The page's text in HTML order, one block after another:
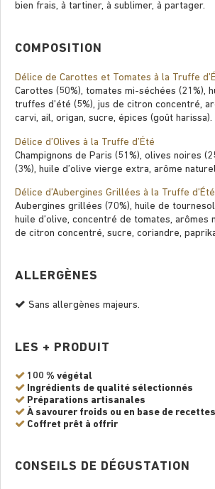
bien frais, à tartiner, à sublimer, à partager.
COMPOSITION
Délice de Carottes et Tomates à la Truffe
Carottes (50%), tomates mi-séchées (21%),
truffes d’été (5%), jus de citron concentré,
carvi, ail, origan, sucre, épices (goût harissa).
Délice d’Olives à la Truffe d’Été
Champignons de Paris (51%), olives noires
(3%), huile d’olive vierge extra, arôme
Délice d’Aubergines Grillées à la Truffe d’Été
Aubergines grillées (70%), huile de
huile d’olive, concentré de tomates, arômes
de citron concentré, sucre, coriandre,
ALLERGÈNES
Sans allergènes majeurs.
LES + PRODUIT
100 % végétal
Ingrédients de qualité sélectionnés
Préparations artisanales
À savourer froids ou en base de
Coffret prêt à offrir
CONSEILS DE DÉGUSTATION